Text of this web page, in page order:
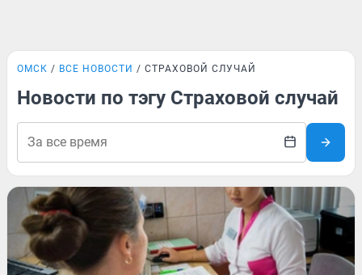
ОМСК ВСЕ НОВОСТИ СТРАХОВОЙ СЛУЧАЙ
Новости по тэгу Страховой случай